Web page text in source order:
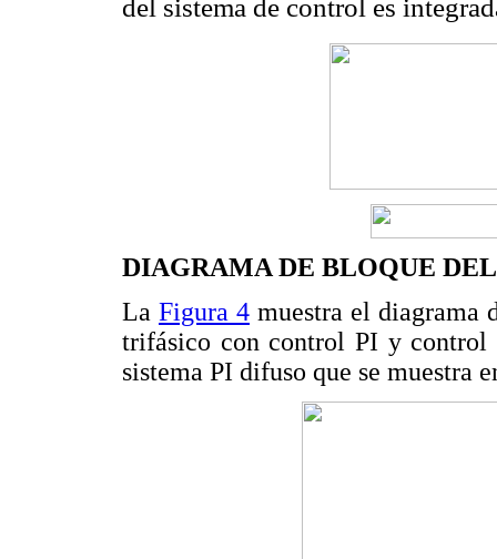
del sistema de control es
DIAGRAMA DE BLOQUE
La Figura 4 muestra el diagrama
trifásico con control PI y
sistema PI difuso que se muestra